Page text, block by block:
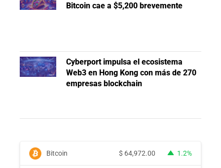
Bitcoin cae a $5,200 brevemente
Cyberport impulsa el ecosistema
Web3 en Hong Kong con más de 270
empresas blockchain
Bitcoin $ 64,972.00 1.2%